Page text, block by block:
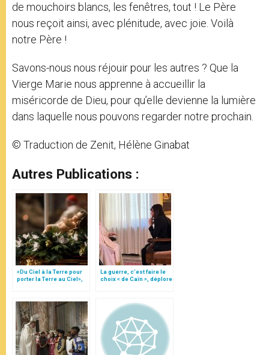
de mouchoirs blancs, les fenêtres, tout ! Le Père
nous reçoit ainsi, avec plénitude, avec joie. Voilà
notre Père !
Savons-nous nous réjouir pour les autres ? Que la
Vierge Marie nous apprenne à accueillir la
miséricorde de Dieu, pour qu’elle devienne la lumière
dans laquelle nous pouvons regarder notre prochain.
© Traduction de Zenit, Hélène Ginabat
Autres Publications :
«Du Ciel à la Terre pour
porter la Terre au Ciel»,
La guerre, c’est faire le
choix « de Caïn », déplore